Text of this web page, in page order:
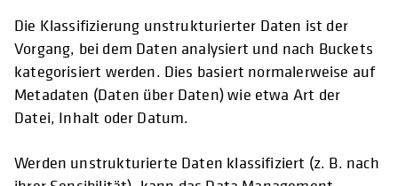
Die Klassifizierung unstrukturierter Daten ist der
Vorgang, bei dem Daten analysiert und nach Buckets
kategorisiert werden. Dies basiert normalerweise auf
Metadaten (Daten über Daten) wie etwa Art der
Datei, Inhalt oder Datum.
Werden unstrukturierte Daten klassifiziert (z. B. nach